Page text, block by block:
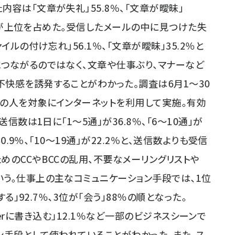
は「文章が失礼」55.8％、「文章が曖昧」
位を占めた。受信したメールの中に見つけた失
ルの付け忘れ」56.1％、「文章が曖昧」35.2％と
ながるのではなく、文章や仕事ぶり、マナーなど
感を誘発することがわかった。調査は6月1～30
人を対象にインターネットを利用して実施。有効
数は1日に「1～5通」が36.8％、「6～10通」が
％、「10～19通」が22.2％と、送信数よりも受信
のCCやBCCの乱用、不要なメーリングリストや
。仕事上の主なコミュニケーション手段では、1位
」92.7％、3位が「会う」88％の順となった。
書き込む」12.1％など一部のビジネスシーンで